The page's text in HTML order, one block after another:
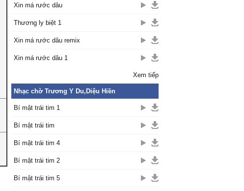
Xin má rước dâu
Thương ly biệt 1
Xin má rước dâu remix
Xin má rước dâu 1
Xem tiếp
Nhạc chờ Trương Y Du,Diệu Hiền
Bí mật trái tim 1
Bí mật trái tim
Bí mật trái tim 4
Bí mật trái tim 2
Bí mật trái tim 5